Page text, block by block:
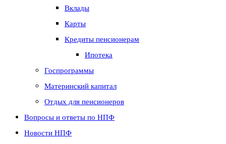
Вклады
Карты
Кредиты пенсионерам
Ипотека
Госпрограммы
Материнский капитал
Отдых для пенсионеров
Вопросы и ответы по НПФ
Новости НПФ